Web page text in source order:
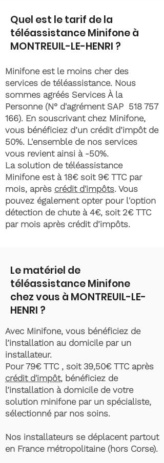
Quel est le tarif de la
téléassistance Minifone à
MONTREUIL-LE-HENRI ?
Minifone est le moins cher des
services de téléassistance. Nous
sommes agréés Services À la
Personne (N° d'agrément SAP 518 757
166). En souscrivant chez Minifone,
vous bénéficiez d’un crédit d’impôt de
50%. L'ensemble de nos services
vous revient ainsi à -50%.
La solution de téléassistance
Minifone est à 18€ soit 9€ TTC par
mois, après crédit d'impôts. Vous
pouvez également opter pour l'option
détection de chute à 4€, soit 2€ TTC
par mois après crédit d’impôts.
Le matériel de
téléassistance Minifone
chez vous à MONTREUIL-LE-
HENRI ?
Avec Minifone, vous bénéficiez de
l’installation au domicile par un
installateur.
Pour 79€ TTC , soit 39,50€ TTC après
crédit d'impôt, bénéficiez de
l’installation à domicile de votre
solution minifone par un spécialiste,
sélectionné par nos soins.
Nos installateurs se déplacent partout
en France métropolitaine (hors Corse).